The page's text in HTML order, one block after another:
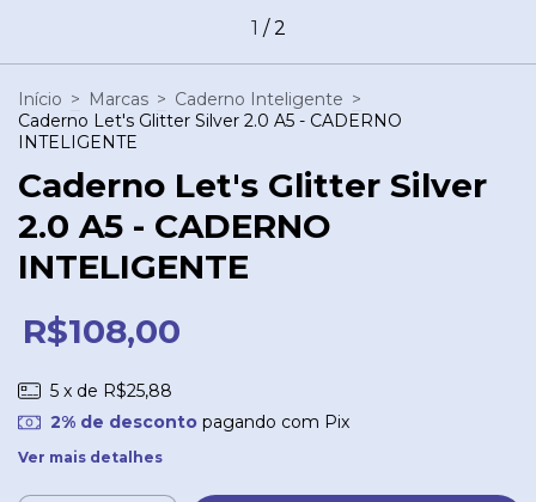
1 /2
Início > Marcas > Caderno Inteligente >
Caderno Let's Glitter Silver 2.0 A5 - CADERNO
INTELIGENTE
Caderno Let's Glitter Silver
2.0 A5 - CADERNO
INTELIGENTE
R$108,00
5 x de R$25,88
2% de descontopagando com Pix
Ver mais detalhes